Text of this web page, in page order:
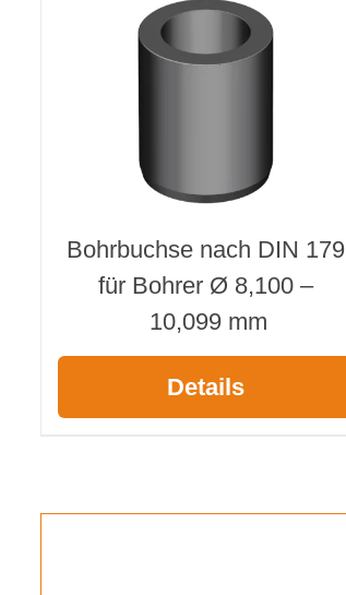
Bohrbuchse nach DIN 179
für Bohrer Ø 8,100 –
10,099 mm
Details